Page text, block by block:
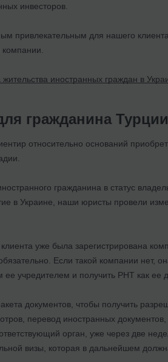
инвесторов.
привлекательным для нашего
компании.
жительства иностранных граждан в
гражданина
относительно оснований
гражданина в статус
в Украине, наши юристы провели
уже была зарегистрирована
Если такой компании нет,
ее учредителем и получить РНТ как ее
документов, чтобы получить
перевод иностранных
орган, уже через две
визы, которая в дальнейшем